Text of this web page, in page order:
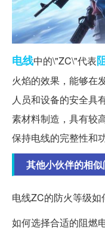
电线中的\"ZC\"代表
火焰的效果，能够在
人员和设备的安全具
素材料制造，具有较
保持电线的完整性和
其他小伙伴的相似
电线ZC的防火等级如
如何选择合适的阻燃